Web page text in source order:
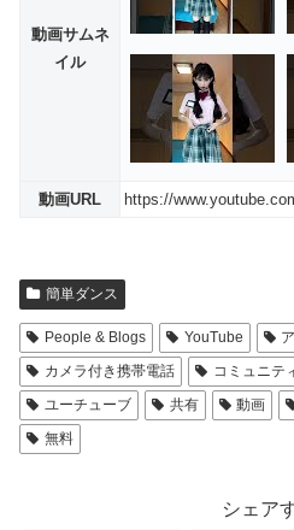
動画サムネ
イル
動画URL https://
簡単ダンス
People & Blogs YouTube
カメラ付き携帯電話
コミュニテ
ユーチューブ
共有 動画
無料
シェア